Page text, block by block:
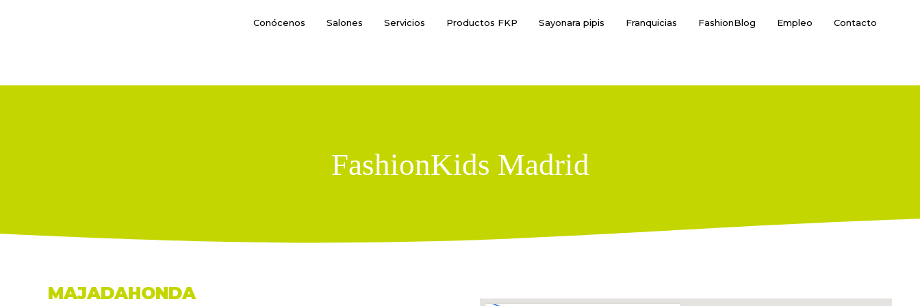
Conócenos Salones Servicios Productos FKP Sayonara pipis Franquicias FashionBlog Empleo Contacto
FashionKids Madrid
MAJADAHONDA